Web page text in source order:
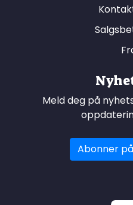
Meld deg på
Abonner